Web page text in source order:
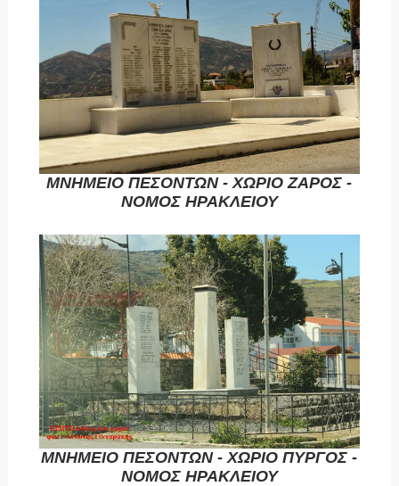
ΜΝΗΜΕΙΟ ΠΕΣΟΝΤΩΝ - ΧΩΡΙΟ ΖΑΡΟΣ -
ΝΟΜΟΣ ΗΡΑΚΛΕΙΟΥ
ΜΝΗΜΕΙΟ ΠΕΣΟΝΤΩΝ - ΧΩΡΙΟ ΠΥΡΓΟΣ -
ΝΟΜΟΣ ΗΡΑΚΛΕΙΟΥ